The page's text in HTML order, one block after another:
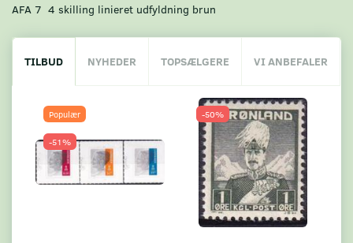
AFA 7 4 skilling linieret udfyldning brun
TILBUD NYHEDER TOPSÆLGERE VI ANBEFALER
Populær
-51%
-50%